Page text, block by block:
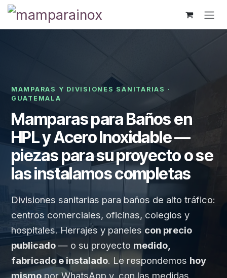
Ir al contenido
MAMPARAS Y DIVISIONES SANITARIAS ·
GUATEMALA
Mamparas para Baños en
HPL y Acero Inoxidable —
piezas para su proyecto o se
las instalamos completas
Divisiones sanitarias para baños de alto tráfico:
centros comerciales, oficinas, colegios y
hospitales. Herrajes y paneles con precio
publicado — o su proyecto medido,
fabricado e instalado. Le respondemos hoy
mismo por WhatsApp y, con las medidas